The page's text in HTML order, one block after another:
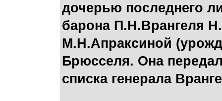
дочерью последнего
барона П.Н.Врангеля
М.Н.Апраксиной
Брюсселя. Она
списка генерала